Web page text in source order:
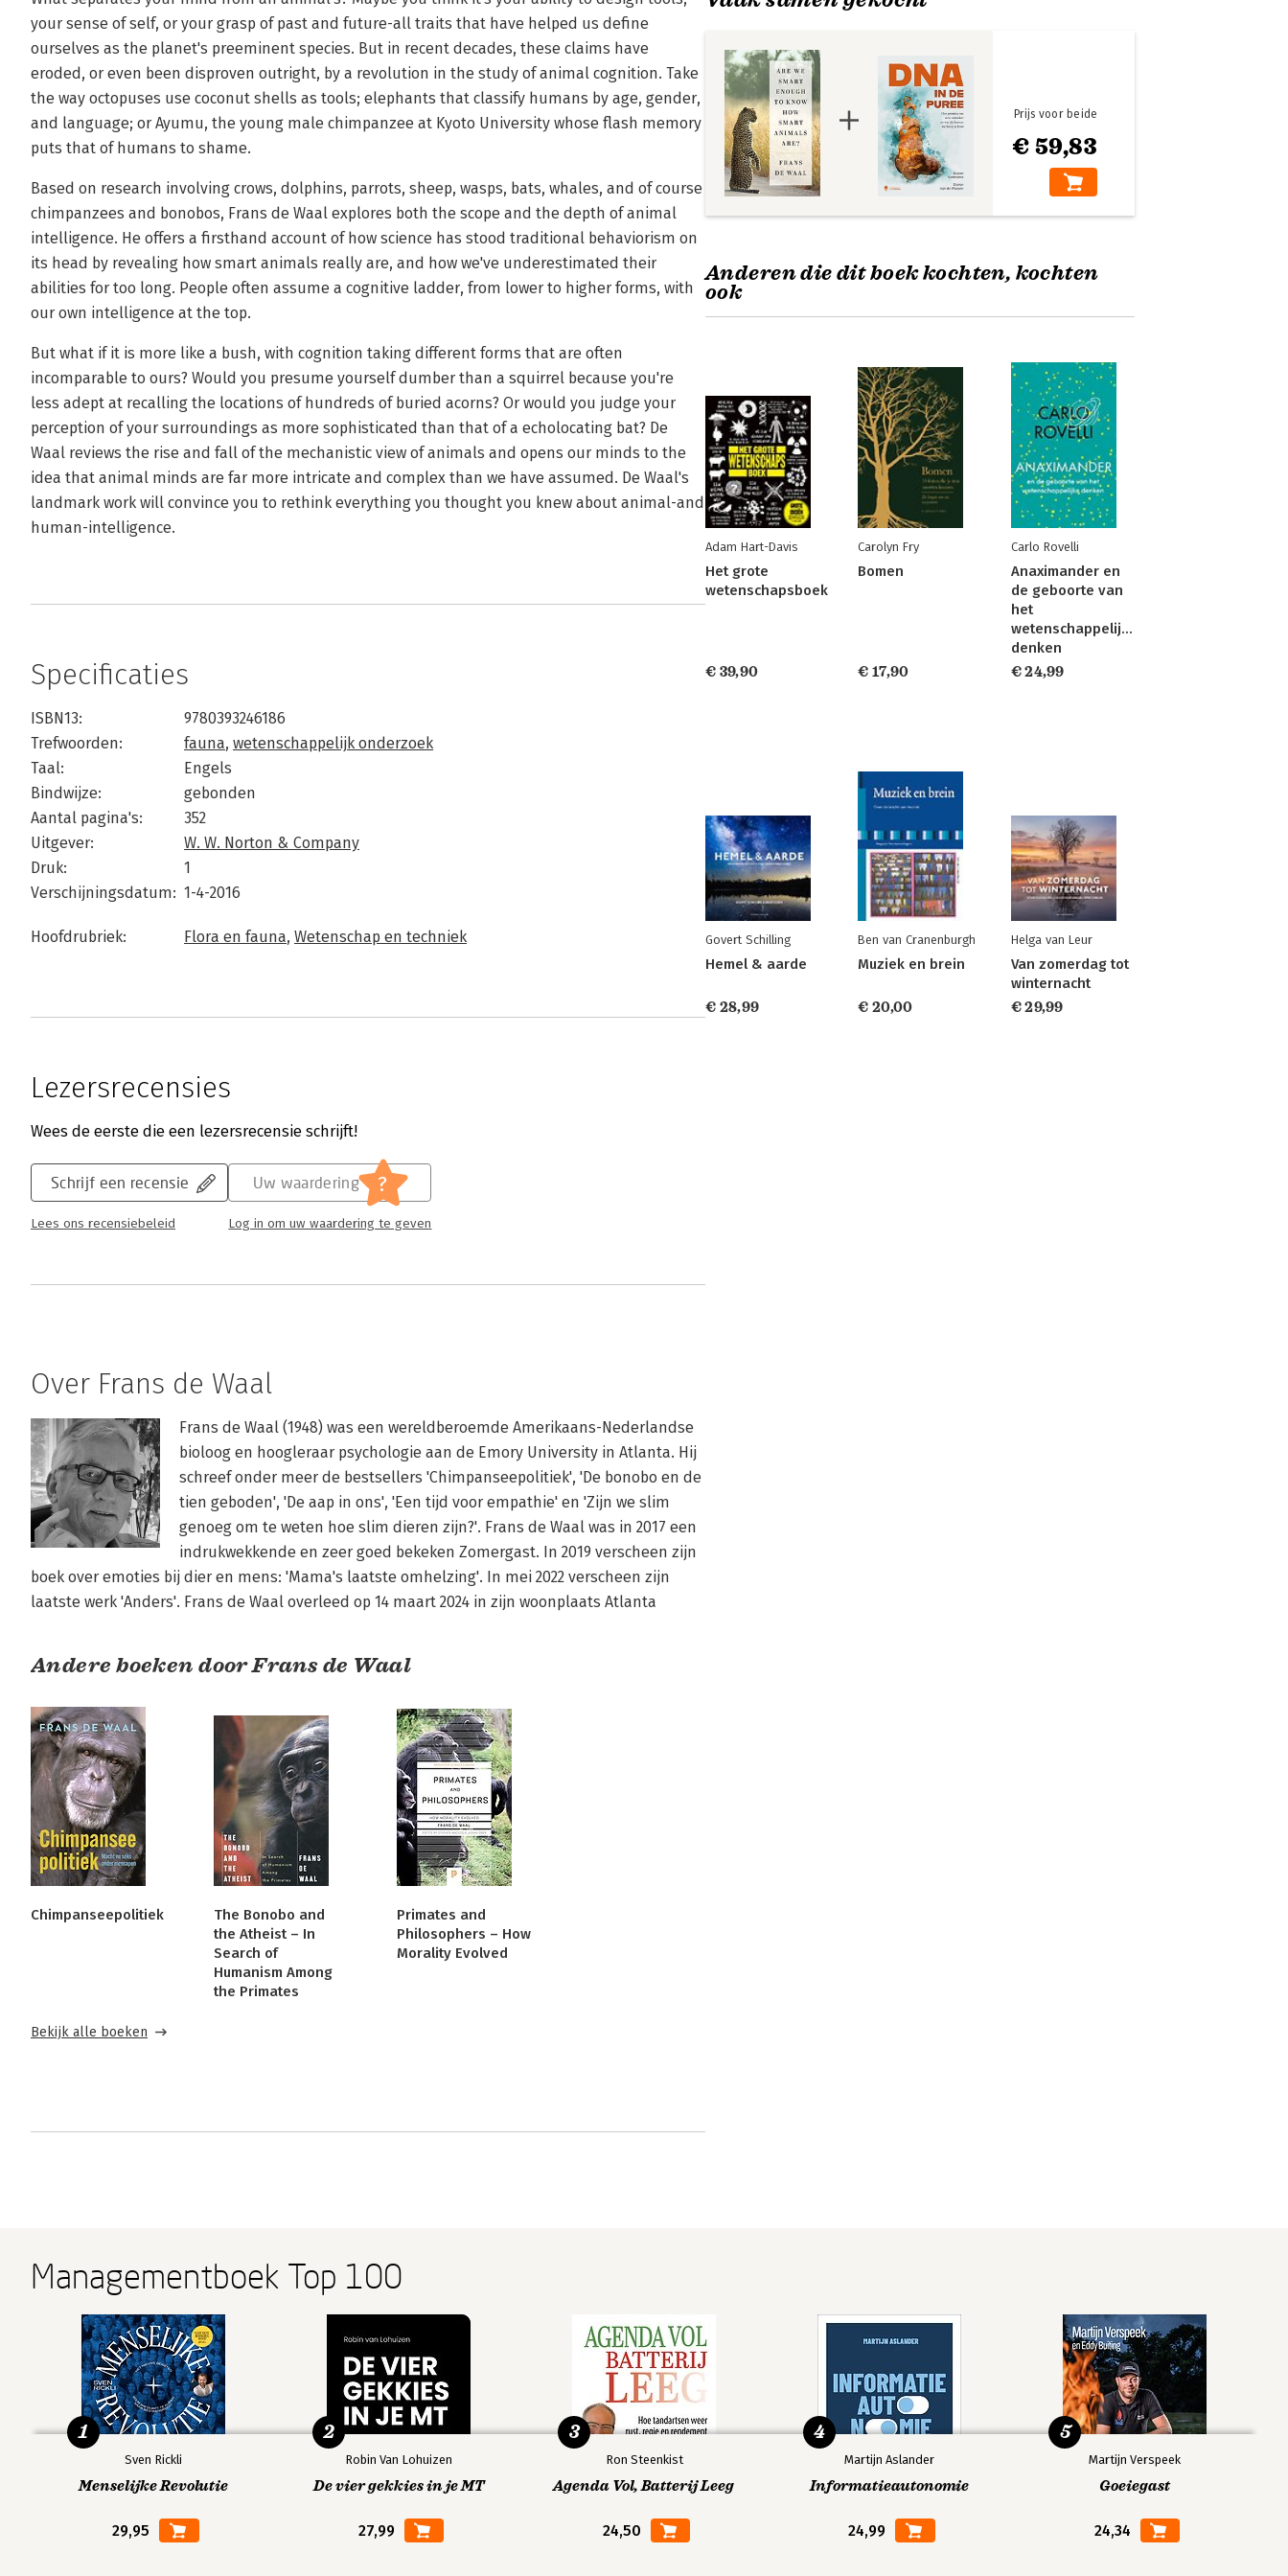
your sense of self, or your grasp of past and future-all traits that have helped us define
ourselves as the planet's preeminent species. But in recent decades, these claims have
eroded, or even been disproven outright, by a revolution in the study of animal cognition. Take
the way octopuses use coconut shells as tools; elephants that classify humans by age, gender,
and language; or Ayumu, the young male chimpanzee at Kyoto University whose flash memory
puts that of humans to shame.
Based on research involving crows, dolphins, parrots, sheep, wasps, bats, whales, and of course
chimpanzees and bonobos, Frans de Waal explores both the scope and the depth of animal
intelligence. He offers a firsthand account of how science has stood traditional behaviorism on
its head by revealing how smart animals really are, and how we've underestimated their
abilities for too long. People often assume a cognitive ladder, from lower to higher forms, with
our own intelligence at the top.
But what if it is more like a bush, with cognition taking different forms that are often
incomparable to ours? Would you presume yourself dumber than a squirrel because you're
less adept at recalling the locations of hundreds of buried acorns? Or would you judge your
perception of your surroundings as more sophisticated than that of a echolocating bat? De
Waal reviews the rise and fall of the mechanistic view of animals and opens our minds to the
idea that animal minds are far more intricate and complex than we have assumed. De Waal's
landmark work will convince you to rethink everything you thought you knew about animal-and
human-intelligence.
Specificaties
ISBN13:
9780393246186
Trefwoorden:
fauna, wetenschappelijk onderzoek
Taal:
Engels
Bindwijze:
gebonden
Aantal pagina's:
352
Uitgever:
W. W. Norton & Company
Druk:
1
Verschijningsdatum: 1-4-2016
Hoofdrubriek: Flora en fauna, Wetenschap en techniek
Lezersrecensies
Wees de eerste die een lezersrecensie schrijft!
Schrijf een recensie
Lees ons recensiebeleid
Uw waardering ?
Log in om uw waardering te geven
Over Frans de Waal
Frans de Waal (1948) was een wereldberoemde Amerikaans-Nederlandse
bioloog en hoogleraar psychologie aan de Emory University in Atlanta. Hij
schreef onder meer de bestsellers 'Chimpanseepolitiek', 'De bonobo en de
tien geboden', 'De aap in ons', 'Een tijd voor empathie' en 'Zijn we slim
genoeg om te weten hoe slim dieren zijn?'. Frans de Waal was in 2017 een
indrukwekkende en zeer goed bekeken Zomergast. In 2019 verscheen zijn
boek over emoties bij dier en mens: 'Mama's laatste omhelzing'. In mei 2022 verscheen zijn
laatste werk 'Anders'. Frans de Waal overleed op 14 maart 2024 in zijn woonplaats Atlanta
Andere boeken door Frans de Waal
Chimpanseepolitiek
The Bonobo and
the Atheist – In
Search of
Humanism Among
the Primates
Primates and
Philosophers – How
Morality Evolved
Bekijk alle boeken
€ 59,83
Prijs voor beide
Anderen die dit boek kochten, kochten
ook
Adam Hart-Davis
Het grote
wetenschapsboek
€ 39,90
Carolyn Fry
Bomen
€ 17,90
Carlo Rovelli
Anaximander en
de geboorte van
het
wetenschappelijke
denken
€ 24,99
Govert Schilling
Hemel & aarde
€ 28,99
Ben van Cranenburgh
Muziek en brein
€ 20,00
Helga van Leur
Van zomerdag tot
winternacht
€ 29,99
Managementboek Top 100
Sven Rickli
Menselijke Revolutie
29,95
1
Robin Van Lohuizen
De vier gekkies in je MT
27,99
2
Ron Steenkist
Agenda Vol, Batterij Leeg
24,50
3
Martijn Aslander
Informatieautonomie
24,99
4
Martijn Verspeek
Goeiegast
24,34
5